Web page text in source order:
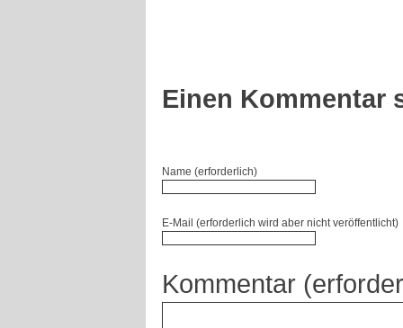
Einen Kommentar
Name (erforderlich)
E-Mail (erforderlich wird aber nicht veröffentlicht)
Kommentar